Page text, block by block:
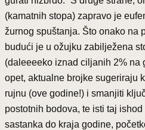
(kamatnih stopa) zapravo je
žurnog spuštanja. Što onako na
budući je u ožujku zabilježena
(daleeeeko iznad ciljanih 2% na
opet, aktualne brojke sugeriraju
rujnu (ove godine!) i smanjiti
postotnih bodova, te isti taj
sastanka do kraja godine,